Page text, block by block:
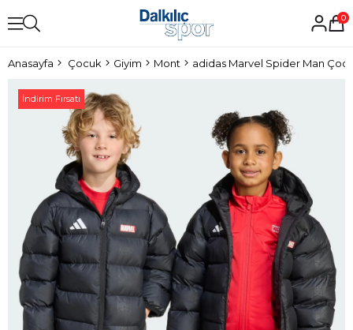
0
Anasayfa Çocuk Giyim Mont adidas Marvel Spider Man
İndirim Fırsatı